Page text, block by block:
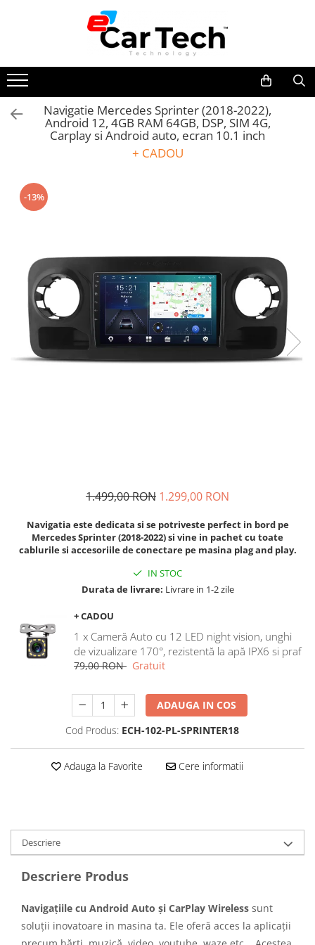
Summer sale
Navigatie dedicata
Navigatii Volkswagen
Navigatii Seat
Navigatii Ford
Navigatii Toyota
Navigatii Dacia
Navigatii Peugeot
Navigatii Audi
Navigatii BMW
Navigatii Mitsubishi
Navigatii KIA
Navigatii Renault
Navigatii Chevrolet
Navigatii Honda
Navigatii Jeep
Navigatii Land Rover
Navigatii Iveco
Navigatii Chrysler
Navigatii 2 DIN
Navigatii 1 DIN
Navigatie GPS Portabil
Accesorii navigatii
CarPlay&Android Auto
Navigatie Mercedes Sprinter (2018-2022),
Android 12, 4GB RAM 64GB, DSP, SIM 4G,
Carplay si Android auto, ecran 10.1 inch
+ CADOU
-13%
1.499,00 RON 1.299,00 RON
Navigatia este dedicata si se potriveste perfect in bord pe
Mercedes Sprinter (2018-2022)si vine in pachet cu toate
cablurile si accesoriile de conectare pe masina plag and play.
IN STOC
Durata de livrare: Livrare in 1-2 zile
+ CADOU
1 x Cameră Auto cu 12 LED night vision, unghi
de vizualizare 170°, rezistentă la apă IPX6 si praf
79,00 RON Gratuit
ADAUGA IN COS
Cod Produs: ECH-102-PL-SPRINTER18
Adauga la Favorite Cere informatii
Descriere
Descriere Produs
Navigațiile cu Android Auto și CarPlay Wireless sunt
soluții inovatoare in masina ta. Ele oferă acces la aplicații